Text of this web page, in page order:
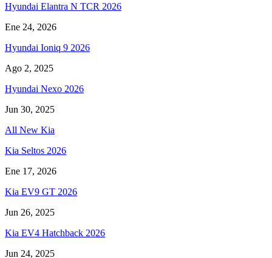
Hyundai Elantra N TCR 2026
Ene 24, 2026
Hyundai Ioniq 9 2026
Ago 2, 2025
Hyundai Nexo 2026
Jun 30, 2025
All New Kia
Kia Seltos 2026
Ene 17, 2026
Kia EV9 GT 2026
Jun 26, 2025
Kia EV4 Hatchback 2026
Jun 24, 2025